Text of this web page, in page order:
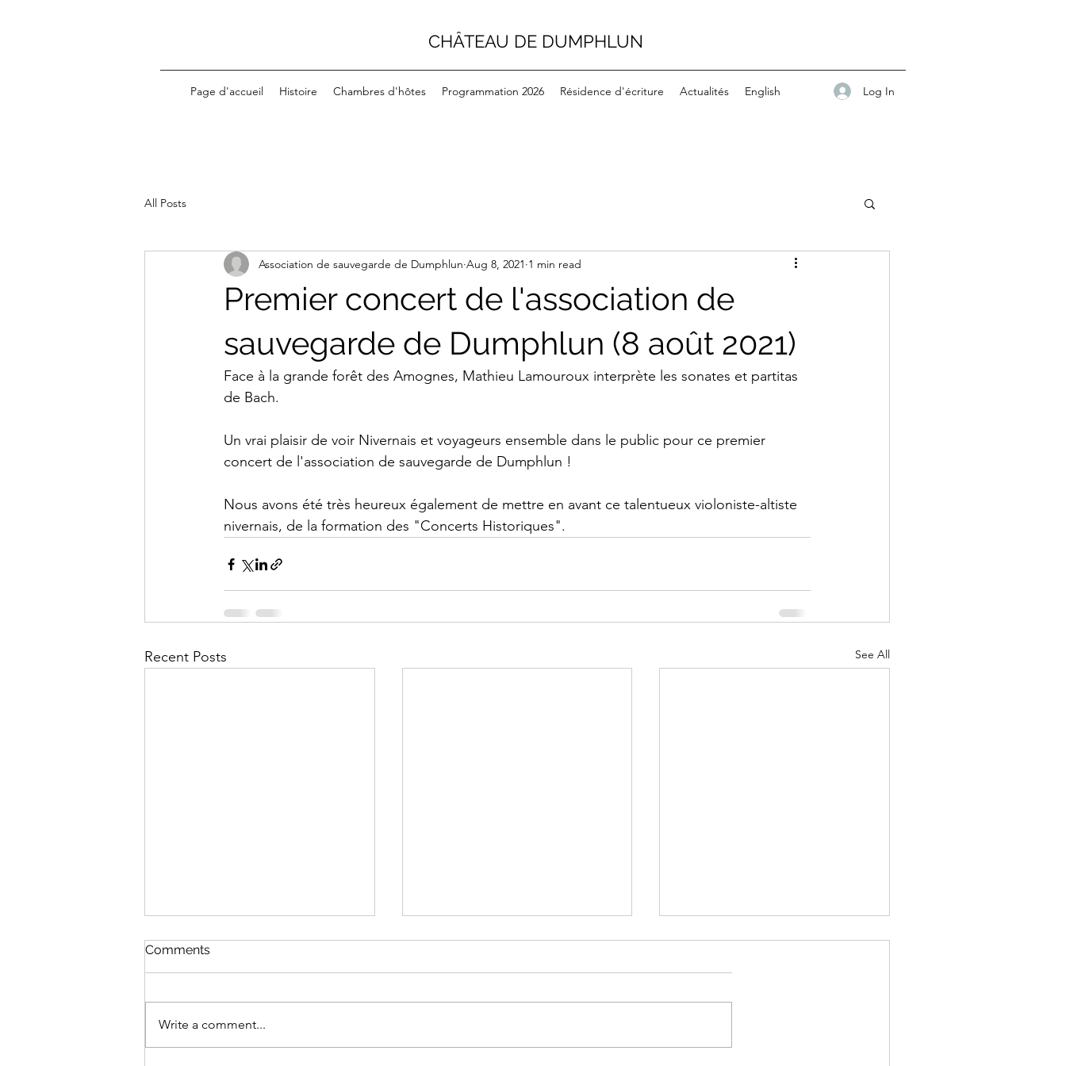
CHÂTEAU DE DUMPHLUN
Page d'accueil Histoire Chambres d'hôtes Programmation 2026 Résidence d'écriture Actualités English Log In
All Posts
Premier concert de l'association de
sauvegarde de Dumphlun (8 août 2021)
Association de sauvegarde de Dumphlun Aug 8, 2021 1 min read
Face à la grande forêt des Amognes, Mathieu Lamouroux interprète les sonates et partitas
de Bach.
Un vrai plaisir de voir Nivernais et voyageurs ensemble dans le public pour ce premier
concert de l'association de sauvegarde de Dumphlun !
Nous avons été très heureux également de mettre en avant ce talentueux violoniste-altiste
nivernais, de la formation des "Concerts Historiques".
Recent Posts See All
Comments
Write a comment...